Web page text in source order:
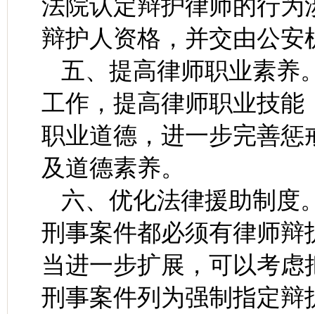
法院认定辩护律师的行
辩护人资格，并交由公
五、提高律师职业素养
工作，提高律师职业技
职业道德，进一步完善
及道德素养。
六、优化法律援助制度
刑事案件都必须有律师
当进一步扩展，可以考
刑事案件列为强制指定